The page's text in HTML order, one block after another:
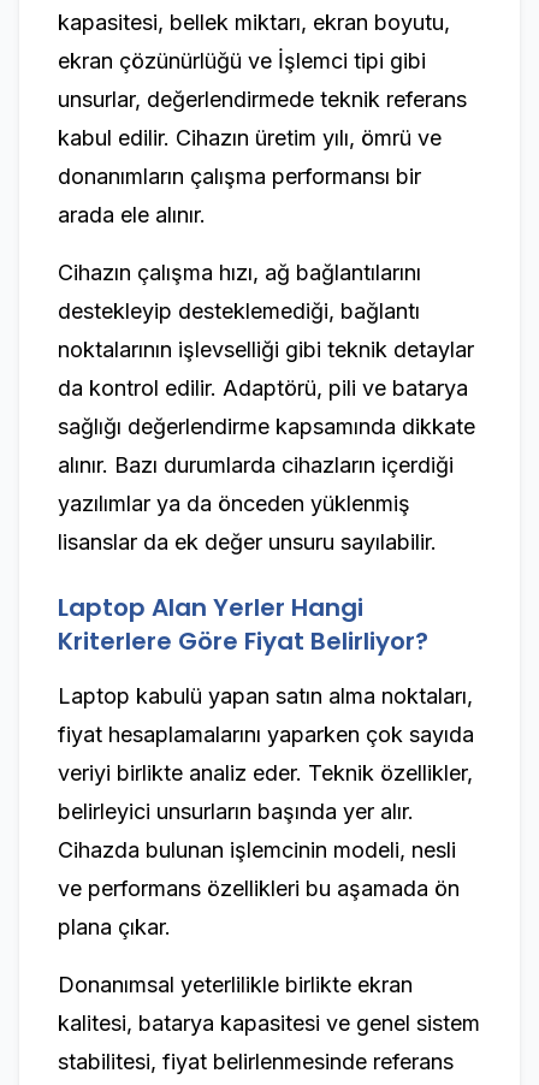
kapasitesi, bellek miktarı, ekran boyutu,
ekran çözünürlüğü ve İşlemci tipi gibi
unsurlar, değerlendirmede teknik referans
kabul edilir. Cihazın üretim yılı, ömrü ve
donanımların çalışma performansı bir
arada ele alınır.
Cihazın çalışma hızı, ağ bağlantılarını
destekleyip desteklemediği, bağlantı
noktalarının işlevselliği gibi teknik detaylar
da kontrol edilir. Adaptörü, pili ve batarya
sağlığı değerlendirme kapsamında dikkate
alınır. Bazı durumlarda cihazların içerdiği
yazılımlar ya da önceden yüklenmiş
lisanslar da ek değer unsuru sayılabilir.
Laptop Alan Yerler Hangi
Kriterlere Göre Fiyat Belirliyor?
Laptop kabulü yapan satın alma noktaları,
fiyat hesaplamalarını yaparken çok sayıda
veriyi birlikte analiz eder. Teknik özellikler,
belirleyici unsurların başında yer alır.
Cihazda bulunan işlemcinin modeli, nesli
ve performans özellikleri bu aşamada ön
plana çıkar.
Donanımsal yeterlilikle birlikte ekran
kalitesi, batarya kapasitesi ve genel sistem
stabilitesi, fiyat belirlenmesinde referans